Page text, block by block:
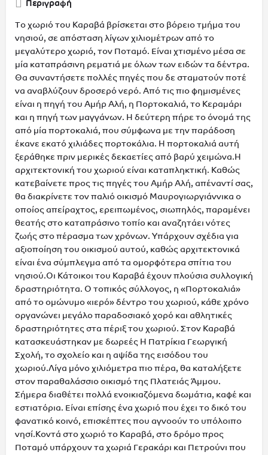
Περιγραφή
Το χωριό του Καραβά βρίσκεται στο βόρειο τμήμα του
νησιού, σε απόσταση λίγων χιλιομέτρων από το
μεγαλύτερο χωριό, τον Ποταμό. Είναι χτισμένο μέσα σε
μία καταπράσινη ρεματιά με όλων των ειδών τα δέντρα.
Θα συναντήσετε πολλές πηγές που δε σταματούν ποτέ
να αναβλύζουν δροσερό νερό. Από τις πιο φημισμένες
είναι η πηγή του Αμήρ Αλή, η Πορτοκαλιά, το Κεραμάρι
και η πηγή των μαγγάνων. Η δεύτερη πήρε το όνομά της
από μία πορτοκαλιά, που σύμφωνα με την παράδοση
έκανε εκατό χιλιάδες πορτοκάλια. Η πορτοκαλιά αυτή
ξεράθηκε πριν μερικές δεκαετίες από βαρύ χειμώνα.Η
αρχιτεκτονική του χωριού είναι καταπληκτική. Καθώς
κατεβαίνετε προς τις πηγές του Αμήρ Αλή, απέναντί σας,
θα διακρίνετε τον παλιό οικισμό Μαυρογιωργιάννικα ο
οποίος απείραχτος, ερειπωμένος, σιωπηλός, παραμένει
θεατής στο καταπράσινο τοπίο και αναζητάει νότες
ζωής στο πέρασμα των χρόνων. Υπάρχουν σχέδια για
αξιοποίηση του οικισμού αυτού, καθώς αρχιτεκτονικά
είναι ένα σύμπλεγμα από τα ομορφότερα σπίτια του
νησιού.Οι Κάτοικοι του Καραβά έχουν πλούσια συλλογική
δραστηριότητα. Ο τοπικός σύλλογος, η «Πορτοκαλιά»
από το ομώνυμο «ιερό» δέντρο του χωριού, κάθε χρόνο
οργανώνει μεγάλο παραδοσιακό χορό και αθλητικές
δραστηριότητες στα πέριξ του χωριού. Στον Καραβά
κατασκευάστηκαν με δωρεές Η Πατρίκια Γεωργική
Σχολή, το σχολείο και η αψίδα της εισόδου του
χωριού.Λίγα μόνο χιλιόμετρα πιο πέρα, θα καταλήξετε
στον παραθαλάσσιο οικισμό της Πλατειάς Άμμου.
Σήμερα διαθέτει πολλά ενοικιαζόμενα δωμάτια, καφέ και
εστιατόρια. Είναι επίσης ένα χωριό που έχει το δικό του
φανατικό κοινό, επισκέπτες που αγνοούν το υπόλοιπο
νησί.Κοντά στο χωριό το Καραβά, στο δρόμο προς
Ποταμό υπάρχουν τα χωριά Γερακάρι και Πετρούνι που